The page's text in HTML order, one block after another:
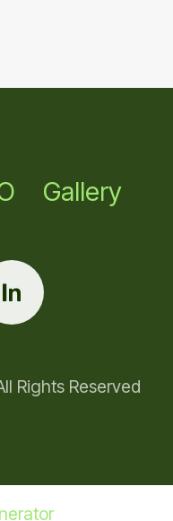
Gallery
Rights Reserved